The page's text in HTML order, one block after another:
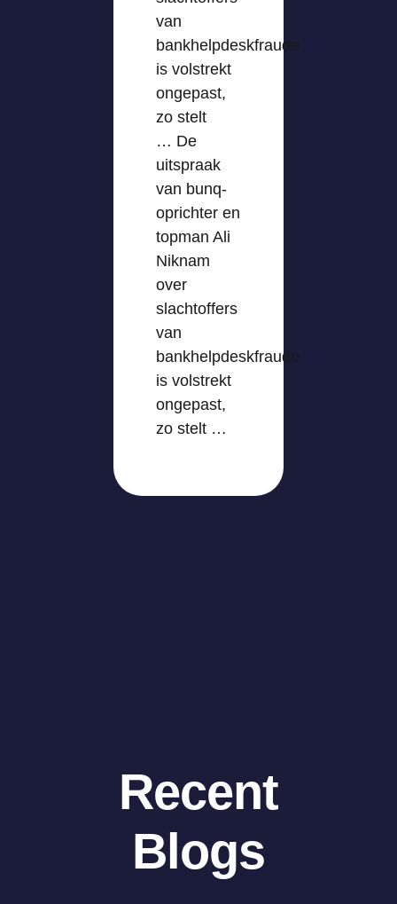
van
bankhelpdeskfraude
is volstrekt
ongepast,
zo stelt
… De
uitspraak
van bunq-
oprichter en
topman Ali
Niknam
over
slachtoffers
van
bankhelpdeskfraude
is volstrekt
ongepast,
zo stelt …
Recent
Blogs